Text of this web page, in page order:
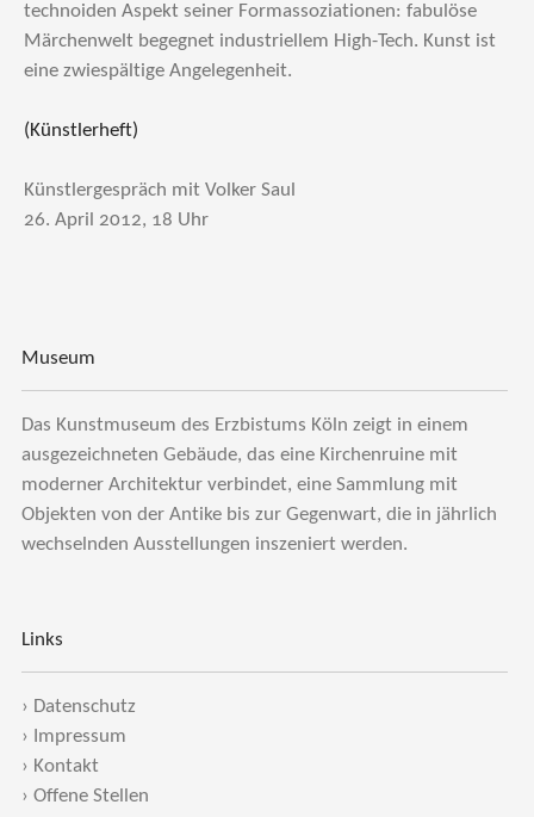
technoiden Aspekt seiner Formassoziationen: fabulöse
Märchenwelt begegnet industriellem High-Tech. Kunst ist
eine zwiespältige Angelegenheit.
(Künstlerheft)
Künstlergespräch mit Volker Saul
26. April 2012, 18 Uhr
Museum
Das Kunstmuseum des Erzbistums Köln zeigt in einem
ausgezeichneten Gebäude, das eine Kirchenruine mit
moderner Architektur verbindet, eine Sammlung mit
Objekten von der Antike bis zur Gegenwart, die in jährlich
wechselnden Ausstellungen inszeniert werden.
Links
› Datenschutz
›
Impressum
› Kontakt
› Offene Stellen